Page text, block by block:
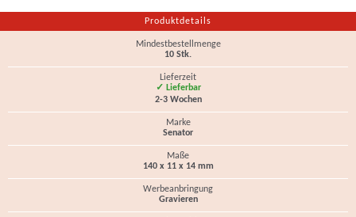
Produktdetails
Mindestbestellmenge
10 Stk.
Lieferzeit
✓ Lieferbar
2-3 Wochen
Marke
Senator
Maße
140 x 11 x 14 mm
Werbeanbringung
Gravieren